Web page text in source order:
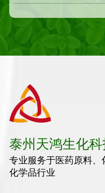
泰州天鸿生化科
专业服务于医药原料、
化学品行业